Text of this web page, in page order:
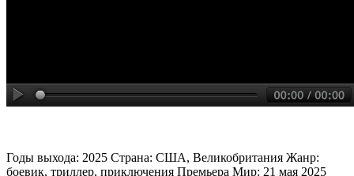
Годы выхода: 2025 Страна: США, Великобритания Жанр:
боевик, триллер, приключения Премьера Мир: 21 мая 2025